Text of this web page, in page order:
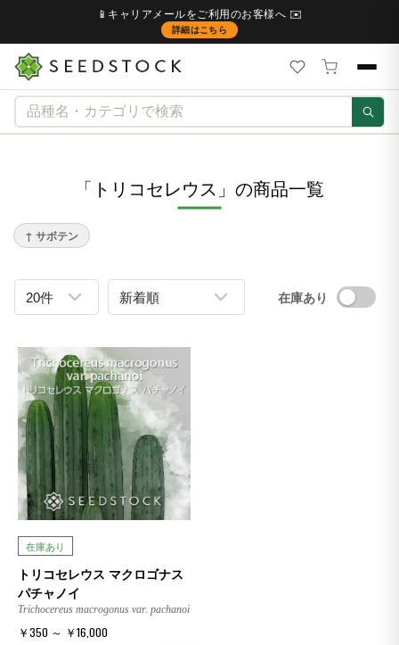
📱キャリアメールをご利用のお客様へ ✉️
詳細はこちら
「トリコセレウス」の商品一覧
↑ サボテン
在庫あり
在庫あり
トリコセレウス マクロゴナス
パチャノイ
Trichocereus macrogonus var. pachanoi
￥350 ～ ￥16,000